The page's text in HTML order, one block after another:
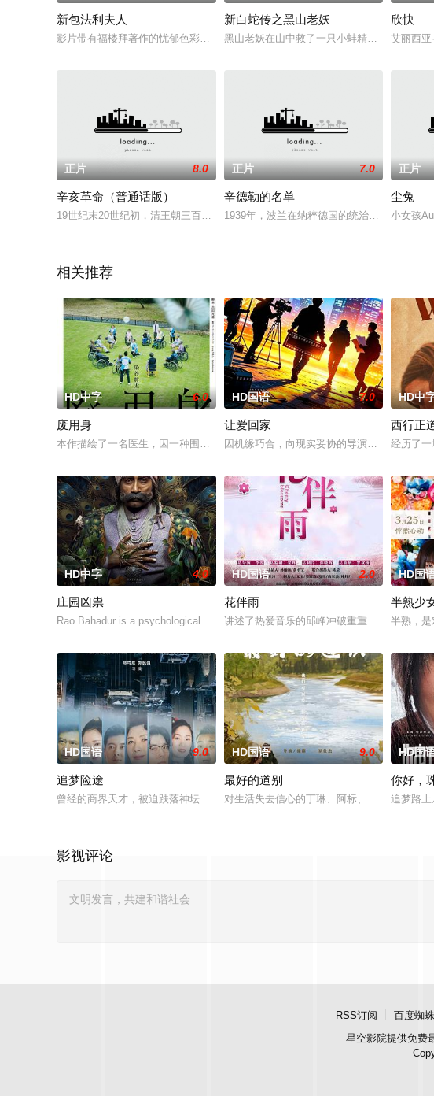
新包法利夫人
影片带有福楼拜著作的忧郁色彩，故事发生在法国诺曼翠绿的田园风光中。年轻的
新白蛇传之黑山老妖
黑山老妖在山中救了一只小蚌精取名为桑玉，
欣快
艾丽西亚
正片 8.0
辛亥革命（普通话版）
19世纪末20世纪初，清王朝三百年江山气数将近，内忧外患，时局动荡，正是乱世
正片 7.0
辛德勒的名单
1939年，波兰在纳粹德国的统治下，党卫军
正片
尘兔
小女孩
相关推荐
HD中字 6.0
废用身
本作描绘了一名医生，因一种围绕“废用身”——因瘫痪等原因已无恢复可能的四肢
HD国语 7.0
让爱回家
因机缘巧合，向现实妥协的导演朱达仁萌生拍
HD中
西行正
经历了一
HD中字 4.0
庄园凶祟
Rao Bahadur is a psychological drama set against the backdro
HD国语 2.0
花伴雨
讲述了热爱音乐的邱峰冲破重重阻力，克服种
HD国
半熟少
半熟，是
HD国语 9.0
追梦险途
曾经的商界天才，被迫跌落神坛。被那微不足道的成就麻醉过后他该如何面对现实
HD国语 9.0
最好的道别
对生活失去信心的丁琳、阿标、梁兴、林雪宜
HD国
你好，
追梦路上
影视评论
RSS订阅 百度蜘蛛
星空影院提供免费